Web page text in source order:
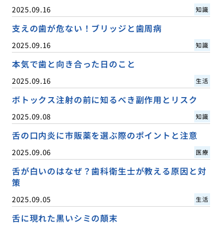
2025.09.16 知識
支えの歯が危ない！ブリッジと歯周病
2025.09.16 知識
本気で歯と向き合った日のこと
2025.09.16 生活
ボトックス注射の前に知るべき副作用とリスク
2025.09.08 知識
舌の口内炎に市販薬を選ぶ際のポイントと注意
2025.09.06 医療
舌が白いのはなぜ？歯科衛生士が教える原因と対
策
2025.09.05 生活
舌に現れた黒いシミの顛末